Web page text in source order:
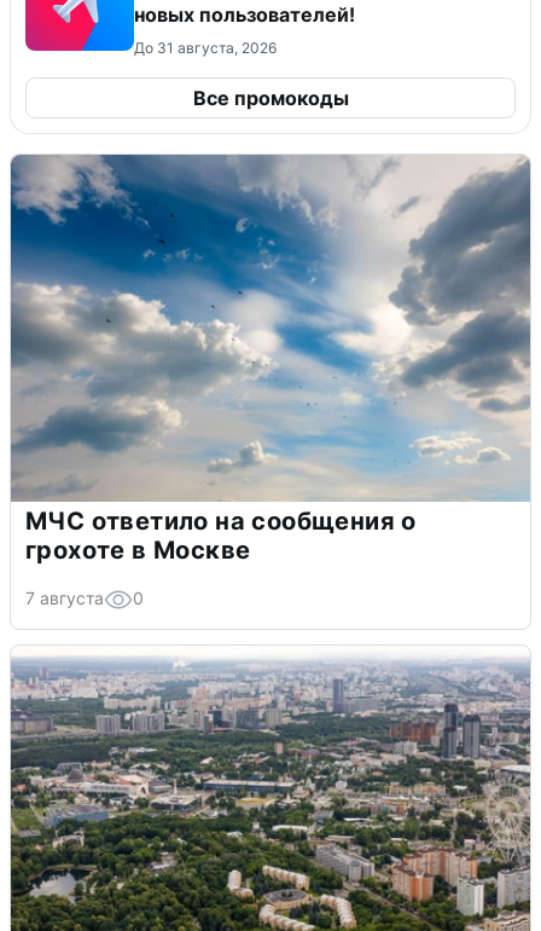
новых пользователей!
До 31 августа, 2026
Все промокоды
МЧС ответило на сообщения о
грохоте в Москве
7 августа 0